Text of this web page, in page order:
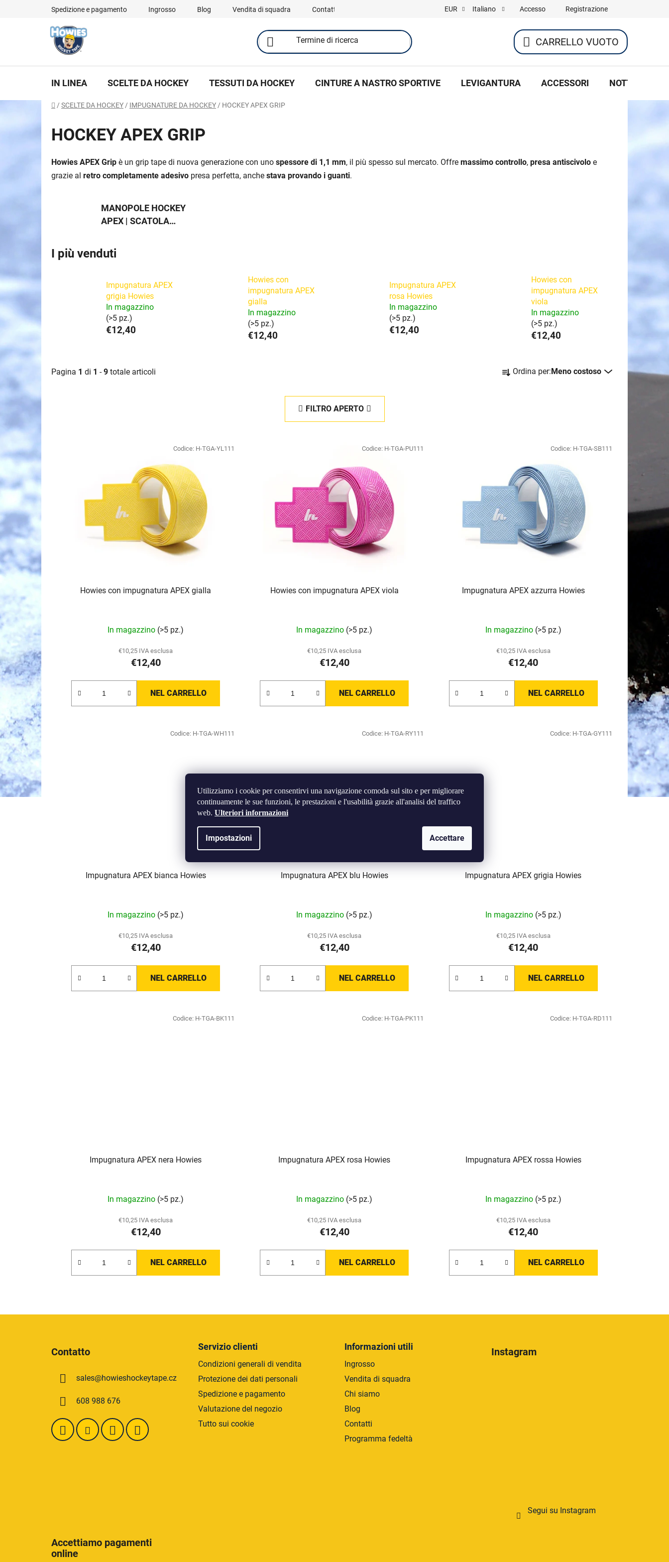
Utilizziamo i cookie per consentirvi una navigazione comoda sul sito e per migliorare
continuamente le sue funzioni, le prestazioni e l'usabilità grazie all'analisi del traffico
web. Ulteriori informazioni
Impostazioni Accettare
Spedizione e pagamento Ingrosso Blog Vendita di squadra Contatti EUR Italiano Accesso Registrazione
CARRELLO
DELLA
CARRELLO VUOTO
IN LINEA SCELTE DA HOCKEY TESSUTI DA HOCKEY CINTURE A NASTRO SPORTIVE LEVIGANTURA ACCESSORI NOTTE DI
Casa
/ SCELTE DA HOCKEY / IMPUGNATURE DA HOCKEY / HOCKEY APEX GRIP
HOCKEY APEX GRIP
Howies APEX Grip è un grip tape di nuova generazione con uno spessore di 1,1 mm, il più spesso sul mercato. Offre massimo controllo, presa antiscivolo e
grazie al retro completamente adesivo presa perfetta, anche stava provando i guanti.
MANOPOLE HOCKEY
APEX | SCATOLA
I più venduti
Impugnatura APEX
grigia Howies
In magazzino
(>5 pz.)
€12,40
Howies con
impugnatura APEX
gialla
In magazzino
(>5 pz.)
€12,40
Impugnatura APEX
rosa Howies
In magazzino
(>5 pz.)
€12,40
Howies con
impugnatura APEX
viola
In magazzino
(>5 pz.)
€12,40
Pagina 1 di 1 -9 totale articoli
r
o
d
e
i
p
o
i
Ordina per: Meno costoso
FILTRO APERTO
Howies con impugnatura APEX gialla
In magazzino (>5 pz.)
€10,25 IVA esclusa
€12,40
NEL CARRELLO
Codice: H-TGA-YL111
Howies con impugnatura APEX viola
In magazzino (>5 pz.)
€10,25 IVA esclusa
€12,40
NEL CARRELLO
Codice: H-TGA-PU111
Impugnatura APEX azzurra Howies
In magazzino (>5 pz.)
€10,25 IVA esclusa
€12,40
NEL CARRELLO
Codice: H-TGA-SB111
Impugnatura APEX bianca Howies
In magazzino (>5 pz.)
€10,25 IVA esclusa
€12,40
NEL CARRELLO
Codice: H-TGA-WH111
Impugnatura APEX blu Howies
In magazzino (>5 pz.)
€10,25 IVA esclusa
€12,40
NEL CARRELLO
Codice: H-TGA-RY111
Impugnatura APEX grigia Howies
In magazzino (>5 pz.)
€10,25 IVA esclusa
€12,40
NEL CARRELLO
Codice: H-TGA-GY111
Impugnatura APEX nera Howies
In magazzino (>5 pz.)
€10,25 IVA esclusa
€12,40
NEL CARRELLO
Codice: H-TGA-BK111
Impugnatura APEX rosa Howies
In magazzino (>5 pz.)
€10,25 IVA esclusa
€12,40
NEL CARRELLO
Codice: H-TGA-PK111
Impugnatura APEX rossa Howies
In magazzino (>5 pz.)
€10,25 IVA esclusa
€12,40
NEL CARRELLO
Codice: H-TGA-RD111
o
Contatto
sales@howieshockeytape.cz
608 988 676
Servizio clienti
Condizioni generali di vendita
Protezione dei dati personali
Spedizione e pagamento
Valutazione del negozio
Tutto sui cookie
Informazioni utili
Ingrosso
Vendita di squadra
Chi siamo
Blog
Contatti
Programma fedeltà
Instagram
Segui su Instagram
Accettiamo pagamenti
online